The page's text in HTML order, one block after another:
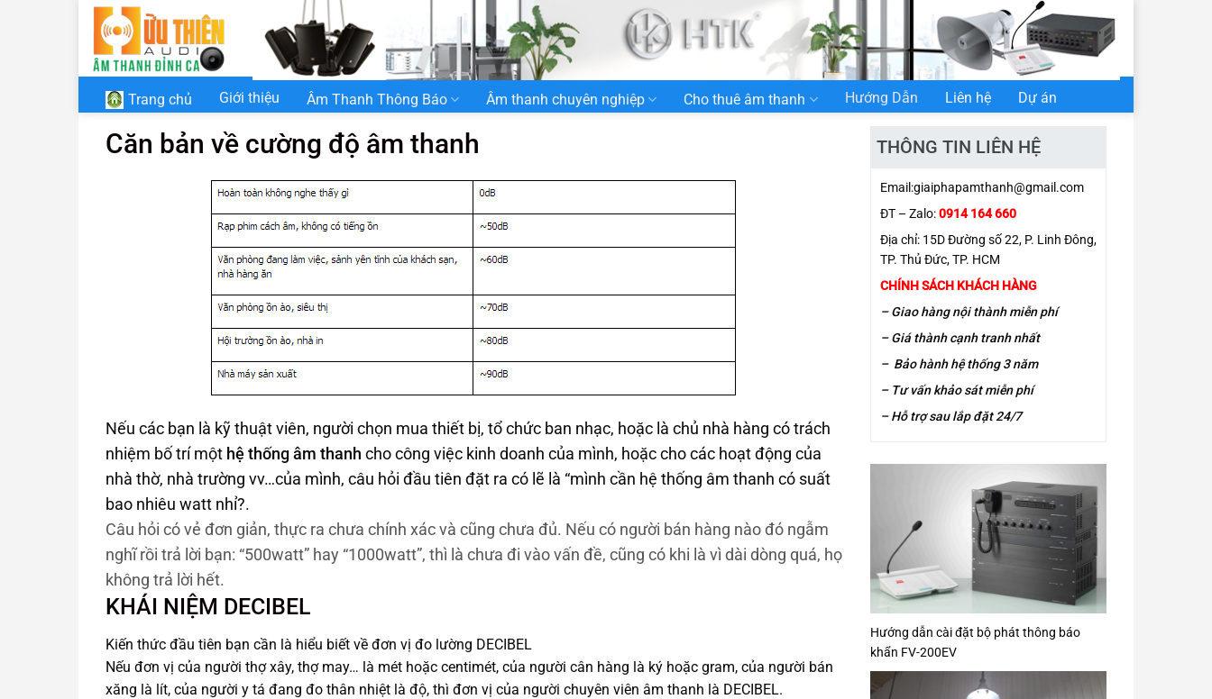
Chuyển
đến
nội
dung
Trang chủ
Giới thiệu Âm Thanh Thông Báo Âm thanh chuyên nghiệp Cho thuê âm thanh Hướng Dẫn Liên hệ Dự án
Căn bản về cường độ âm thanh
Nếu các bạn là kỹ thuật viên, người chọn mua thiết bị, tổ chức ban nhạc, hoặc là chủ nhà hàng có trách
nhiệm bố trí một hệ thống âm thanh cho công việc kinh doanh của mình, hoặc cho các hoạt động của
nhà thờ, nhà trường vv…của mình, câu hỏi đầu tiên đặt ra có lẽ là “mình cần hệ thống âm thanh có suất
bao nhiêu watt nhỉ?.
Câu hỏi có vẻ đơn giản, thực ra chưa chính xác và cũng chưa đủ. Nếu có người bán hàng nào đó ngẫm
nghĩ rồi trả lời bạn: “500watt” hay “1000watt”, thì là chưa đi vào vấn đề, cũng có khi là vì dài dòng quá, họ
không trả lời hết.
KHÁI NIỆM DECIBEL
Kiến thức đầu tiên bạn cần là hiểu biết về đơn vị đo lường DECIBEL
Nếu đơn vị của người thợ xây, thợ may… là mét hoặc centimét, của người cân hàng là ký hoặc gram, của người bán
xăng là lít, của người y tá đang đo thân nhiệt là độ, thì đơn vị của người chuyên viên âm thanh là DECIBEL.
THÔNG TIN LIÊN HỆ
Email:giaiphapamthanh@gmail.com
ĐT – Zalo:0914 164 660
Địa chỉ: 15D Đường số 22, P. Linh Đông,
TP. Thủ Đức, TP. HCM
CHÍNH SÁCH KHÁCH HÀNG
– Giao hàng nội thành miễn phí
– Giá thành cạnh tranh nhất
– Bảo hành hệ thống 3 năm
– Tư vấn khảo sát miễn phí
– Hỗ trợ sau lắp đặt 24/7
Hướng dẫn cài đặt bộ phát thông báo
khẩn FV-200EV